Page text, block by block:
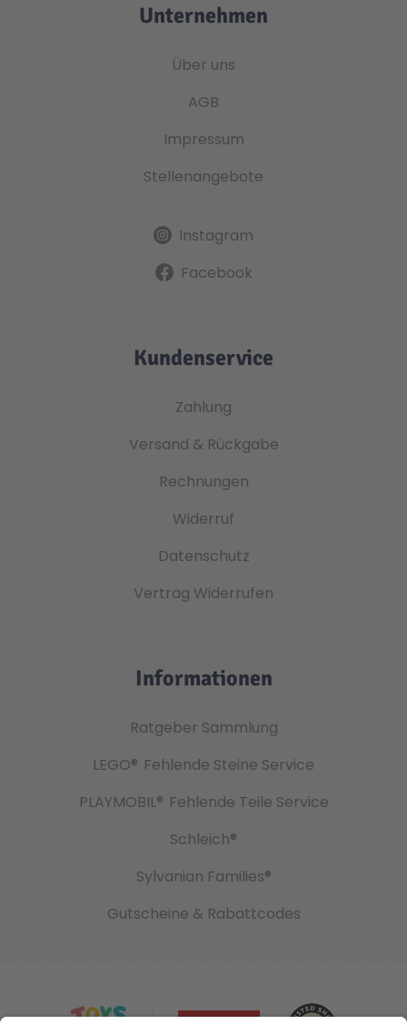
Unternehmen
Über uns
AGB
Impressum
Stellenangebote
Instagram
Facebook
Kundenservice
Zahlung
Versand & Rückgabe
Rechnungen
Widerruf
Datenschutz
Vertrag Widerrufen
Informationen
Ratgeber Sammlung
LEGO® Fehlende Steine Service
PLAYMOBIL® Fehlende Teile Service
Schleich®
Sylvanian Families®
Gutscheine & Rabattcodes